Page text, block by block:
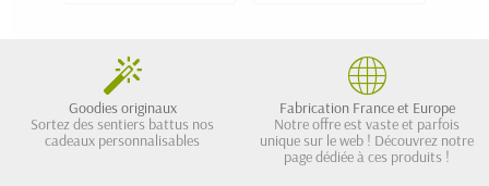
Goodies originaux
Sortez des sentiers battus nos
cadeaux personnalisables
Fabrication France et Europe
Notre offre est vaste et parfois
unique sur le web ! Découvrez notre
page dédiée à ces produits !